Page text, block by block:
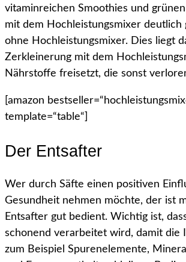
vitaminreichen Smoothies und
mit dem Hochleistungsmixer deutlich
ohne Hochleistungsmixer. Dies liegt
Zerkleinerung mit dem
Nährstoffe freisetzt, die sonst
[amazon
template=“table“]
Der Entsafter
Wer durch Säfte einen positiven
Gesundheit nehmen möchte, der ist
Entsafter gut bedient. Wichtig ist,
schonend verarbeitet wird, damit die
zum Beispiel Spurenelemente,